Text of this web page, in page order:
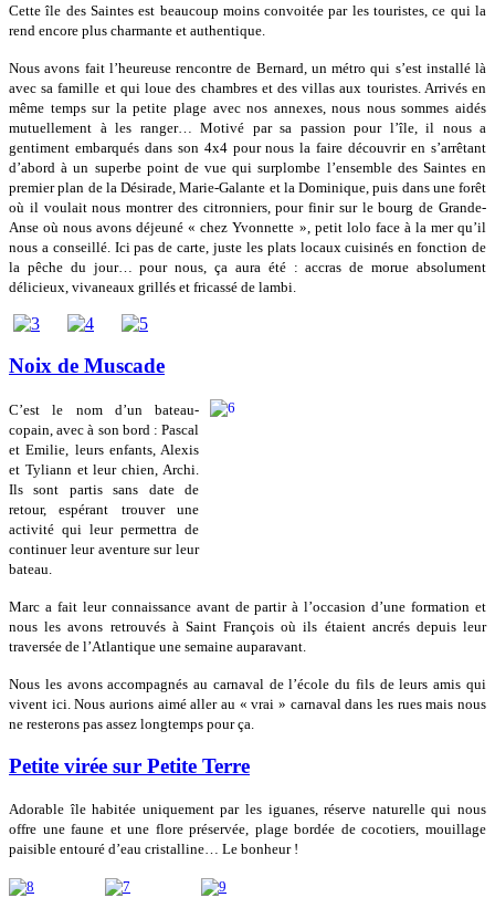
Cette île des Saintes est beaucoup moins convoitée par les touristes, ce qui la
rend encore plus charmante et authentique.
Nous avons fait l’heureuse rencontre de Bernard, un métro qui s’est installé là
avec sa famille et qui loue des chambres et des villas aux touristes. Arrivés en
même temps sur la petite plage avec nos annexes, nous nous sommes aidés
mutuellement à les ranger… Motivé par sa passion pour l’île, il nous a
gentiment embarqués dans son 4x4 pour nous la faire découvrir en s’arrêtant
d’abord à un superbe point de vue qui surplombe l’ensemble des Saintes en
premier plan de la Désirade, Marie-Galante et la Dominique, puis dans une forêt
où il voulait nous montrer des citronniers, pour finir sur le bourg de Grande-
Anse où nous avons déjeuné « chez Yvonnette », petit lolo face à la mer qu’il
nous a conseillé. Ici pas de carte, juste les plats locaux cuisinés en fonction de
la pêche du jour… pour nous, ça aura été : accras de morue absolument
délicieux, vivaneaux grillés et fricassé de lambi.
Noix de Muscade
C’est le nom d’un bateau-
copain, avec à son bord : Pascal
et Emilie, leurs enfants, Alexis
et Tyliann et leur chien, Archi.
Ils sont partis sans date de
retour, espérant trouver une
activité qui leur permettra de
continuer leur aventure sur leur
bateau.
Marc a fait leur connaissance avant de partir à l’occasion d’une formation et
nous les avons retrouvés à Saint François où ils étaient ancrés depuis leur
traversée de l’Atlantique une semaine auparavant.
Nous les avons accompagnés au carnaval de l’école du fils de leurs amis qui
vivent ici. Nous aurions aimé aller au « vrai » carnaval dans les rues mais nous
ne resterons pas assez longtemps pour ça.
Petite virée sur Petite Terre
Adorable île habitée uniquement par les iguanes, réserve naturelle qui nous
offre une faune et une flore préservée, plage bordée de cocotiers, mouillage
paisible entouré d’eau cristalline… Le bonheur !